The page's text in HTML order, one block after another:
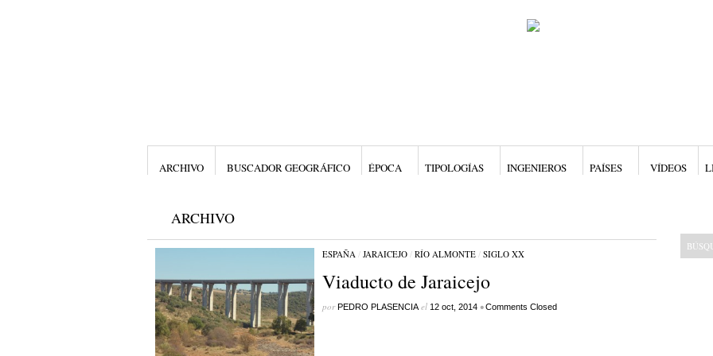
ARCHIVO BUSCADOR GEOGRÁFICO ÉPOCA TIPOLOGÍAS INGENIEROS PAÍSES VÍDEOS
ARCHIVO
ESPAÑA/ JARAICEJO/ RÍO ALMONTE/ SIGLO XX
Viaducto de Jaraicejo
porPEDRO PLASENCIAel 12 oct, 2014 •Comments Closed